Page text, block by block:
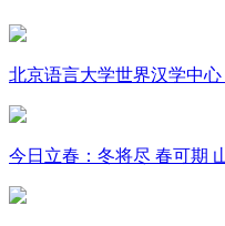
北京语言大学世界汉学中心
今日立春：冬将尽 春可期